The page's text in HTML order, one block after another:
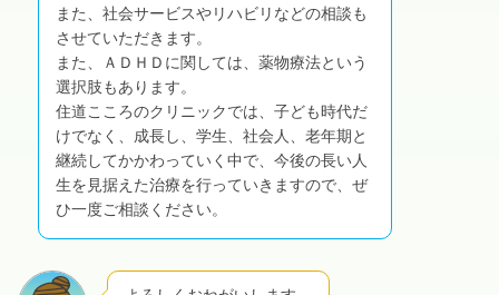
また、社会サービスやリハビリなどの相談も
させていただきます。
また、ＡＤＨＤに関しては、薬物療法という
選択肢もあります。
住道こころのクリニックでは、子ども時代だ
けでなく、成長し、学生、社会人、老年期と
継続してかかわっていく中で、今後の長い人
生を見据えた治療を行っていきますので、ぜ
ひ一度ご相談ください。